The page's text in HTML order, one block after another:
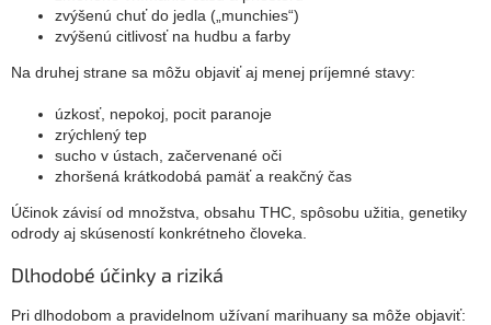
zvýšenú chuť do jedla („munchies“)
zvýšenú citlivosť na hudbu a farby
Na druhej strane sa môžu objaviť aj menej príjemné stavy:
úzkosť, nepokoj, pocit paranoje
zrýchlený tep
sucho v ústach, začervenané oči
zhoršená krátkodobá pamäť a reakčný čas
Účinok závisí od množstva, obsahu THC, spôsobu užitia, genetiky
odrody aj skúseností konkrétneho človeka.
Dlhodobé účinky a riziká
Pri dlhodobom a pravidelnom užívaní marihuany sa môže objaviť: